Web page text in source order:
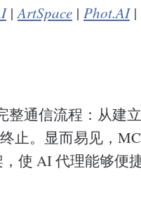
|ArtSpace | Phot.AI|
通信流程：从建立
止。显而易见，
使 AI 代理能够便